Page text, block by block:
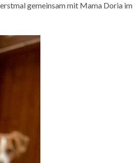
gemeinsam mit Mama Doria im